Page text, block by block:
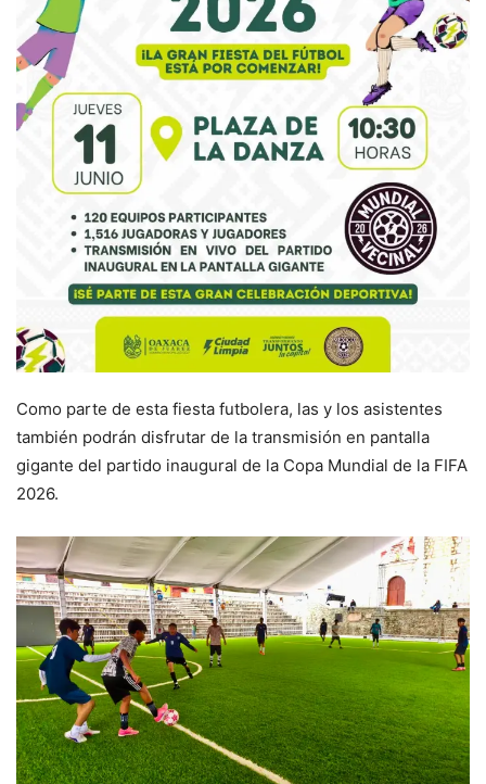
Como parte de esta fiesta futbolera, las y los asistentes
también podrán disfrutar de la transmisión en pantalla
gigante del partido inaugural de la Copa Mundial de la FIFA
2026.